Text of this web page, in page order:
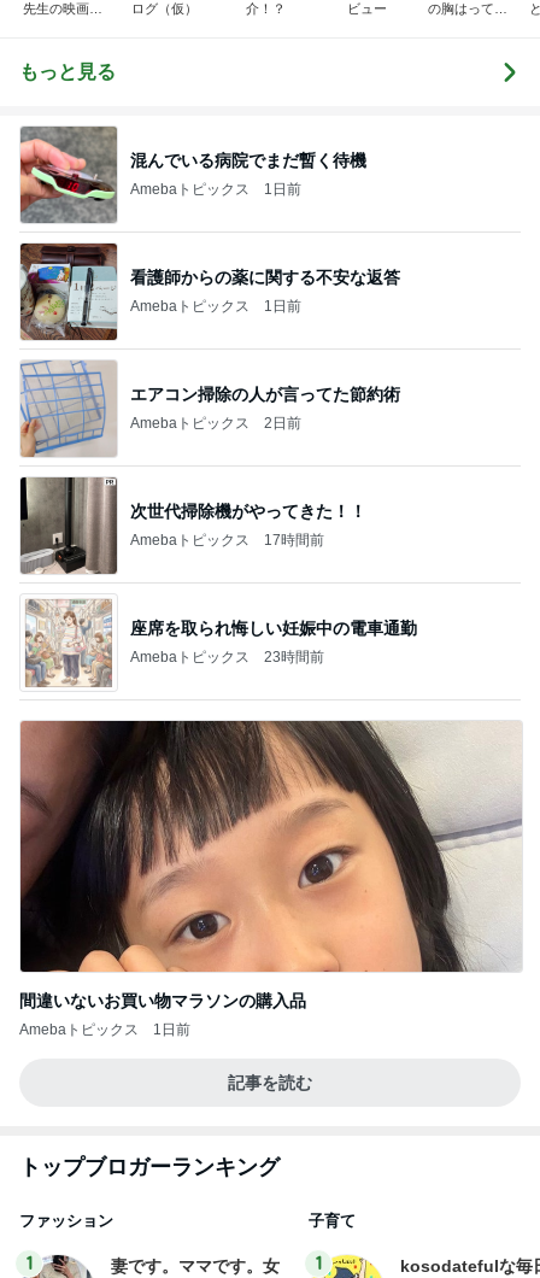
先生の映画講
ログ（仮）
介！？
ビュー
の胸はって行
もっと見る
混んでいる病院でまだ暫く待機
Amebaトピックス 1日前
看護師からの薬に関する不安な返答
Amebaトピックス 1日前
エアコン掃除の人が言ってた節約術
Amebaトピックス 2日前
次世代掃除機がやってきた！！
Amebaトピックス 17時間前
座席を取られ悔しい妊娠中の電車通勤
Amebaトピックス 23時間前
間違いないお買い物マラソンの購入品
Amebaトピックス 1日前
記事を読む
トップブロガーランキング
ファッション
1
妻です。ママです。女
子育て
1
kosodatefulな毎